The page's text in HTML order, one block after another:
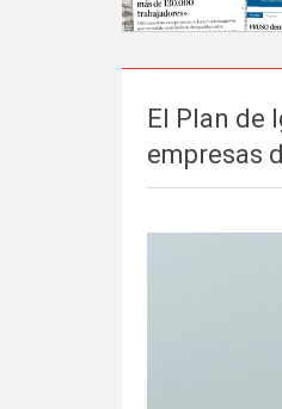
El Plan de
empresas